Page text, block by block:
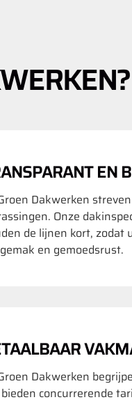
EN
Dakwerken
Onze
de lijnen kort, zodat
en gemoedsrust.
Dakwerken
concurrerende